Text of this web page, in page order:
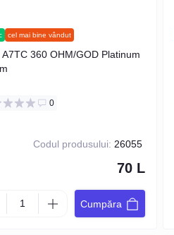
cel mai bine vândut
A7TC 360 OHM/GOD Platinum
0
Codul produsului: 26055
70 L
Cumpăra